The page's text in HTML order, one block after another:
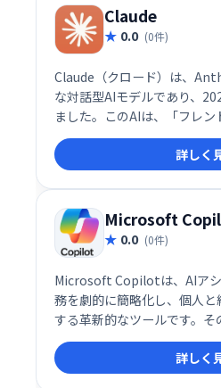
Claude
0.0 (0件)
Claude（クロード）は、
な対話型AIモデルであり、
ました。このAIは、「フレ
ように振る舞うことを目指
ザーとの自然な対話を通じて
します。
詳しく
Microsoft
0.0 (0件)
Microsoft Copilotは、AIア
務を劇的に簡略化し、個人
する革新的なツールです。
マイズ性、そして自然言語
ルワークプレイスの未来を切
注目されています。
詳しく